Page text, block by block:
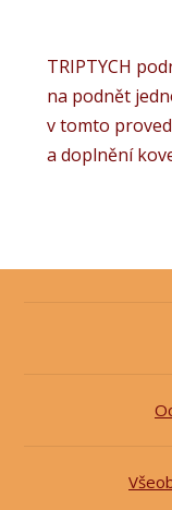
TRIPTYCH
na podnět
v tomto
a doplnění